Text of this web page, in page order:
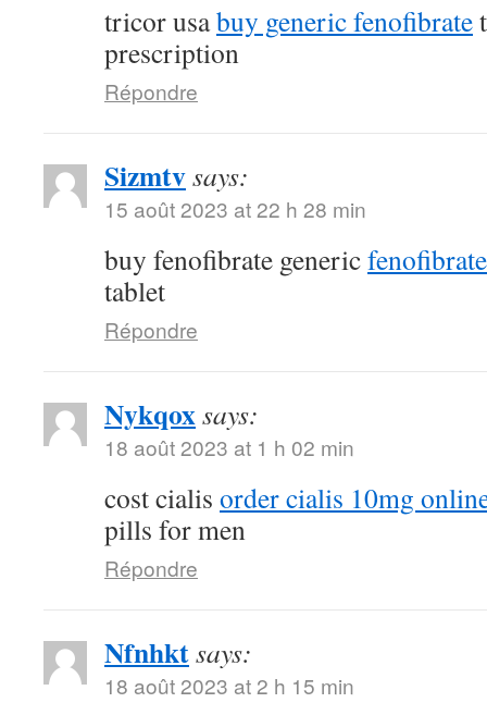
tricor usabuy generic fenofibrate
prescription
Répondre
Sizmtvsays:
15 août 2023 at 22 h 28 min
buy fenofibrate generic
tablet
Répondre
Nykqoxsays:
18 août 2023 at 1 h 02 min
cost cialis order cialis 10mg
pills for men
Répondre
Nfnhktsays:
18 août 2023 at 2 h 15 min